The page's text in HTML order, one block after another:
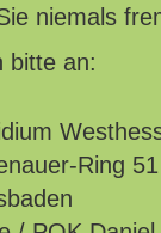
niemals
bitte an:
Ring 51